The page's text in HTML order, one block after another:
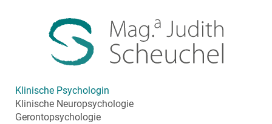
Klinische Psychologin
Klinische Neuropsychologie
Gerontopsychologie